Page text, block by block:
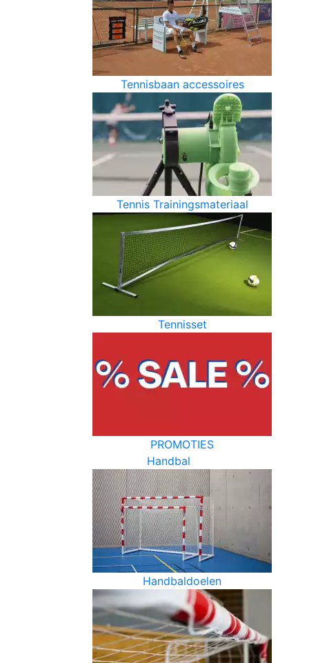
Tennisbaan accessoires
Tennis Trainingsmateriaal
Tennisset
PROMOTIES
Handbal
Handbaldoelen